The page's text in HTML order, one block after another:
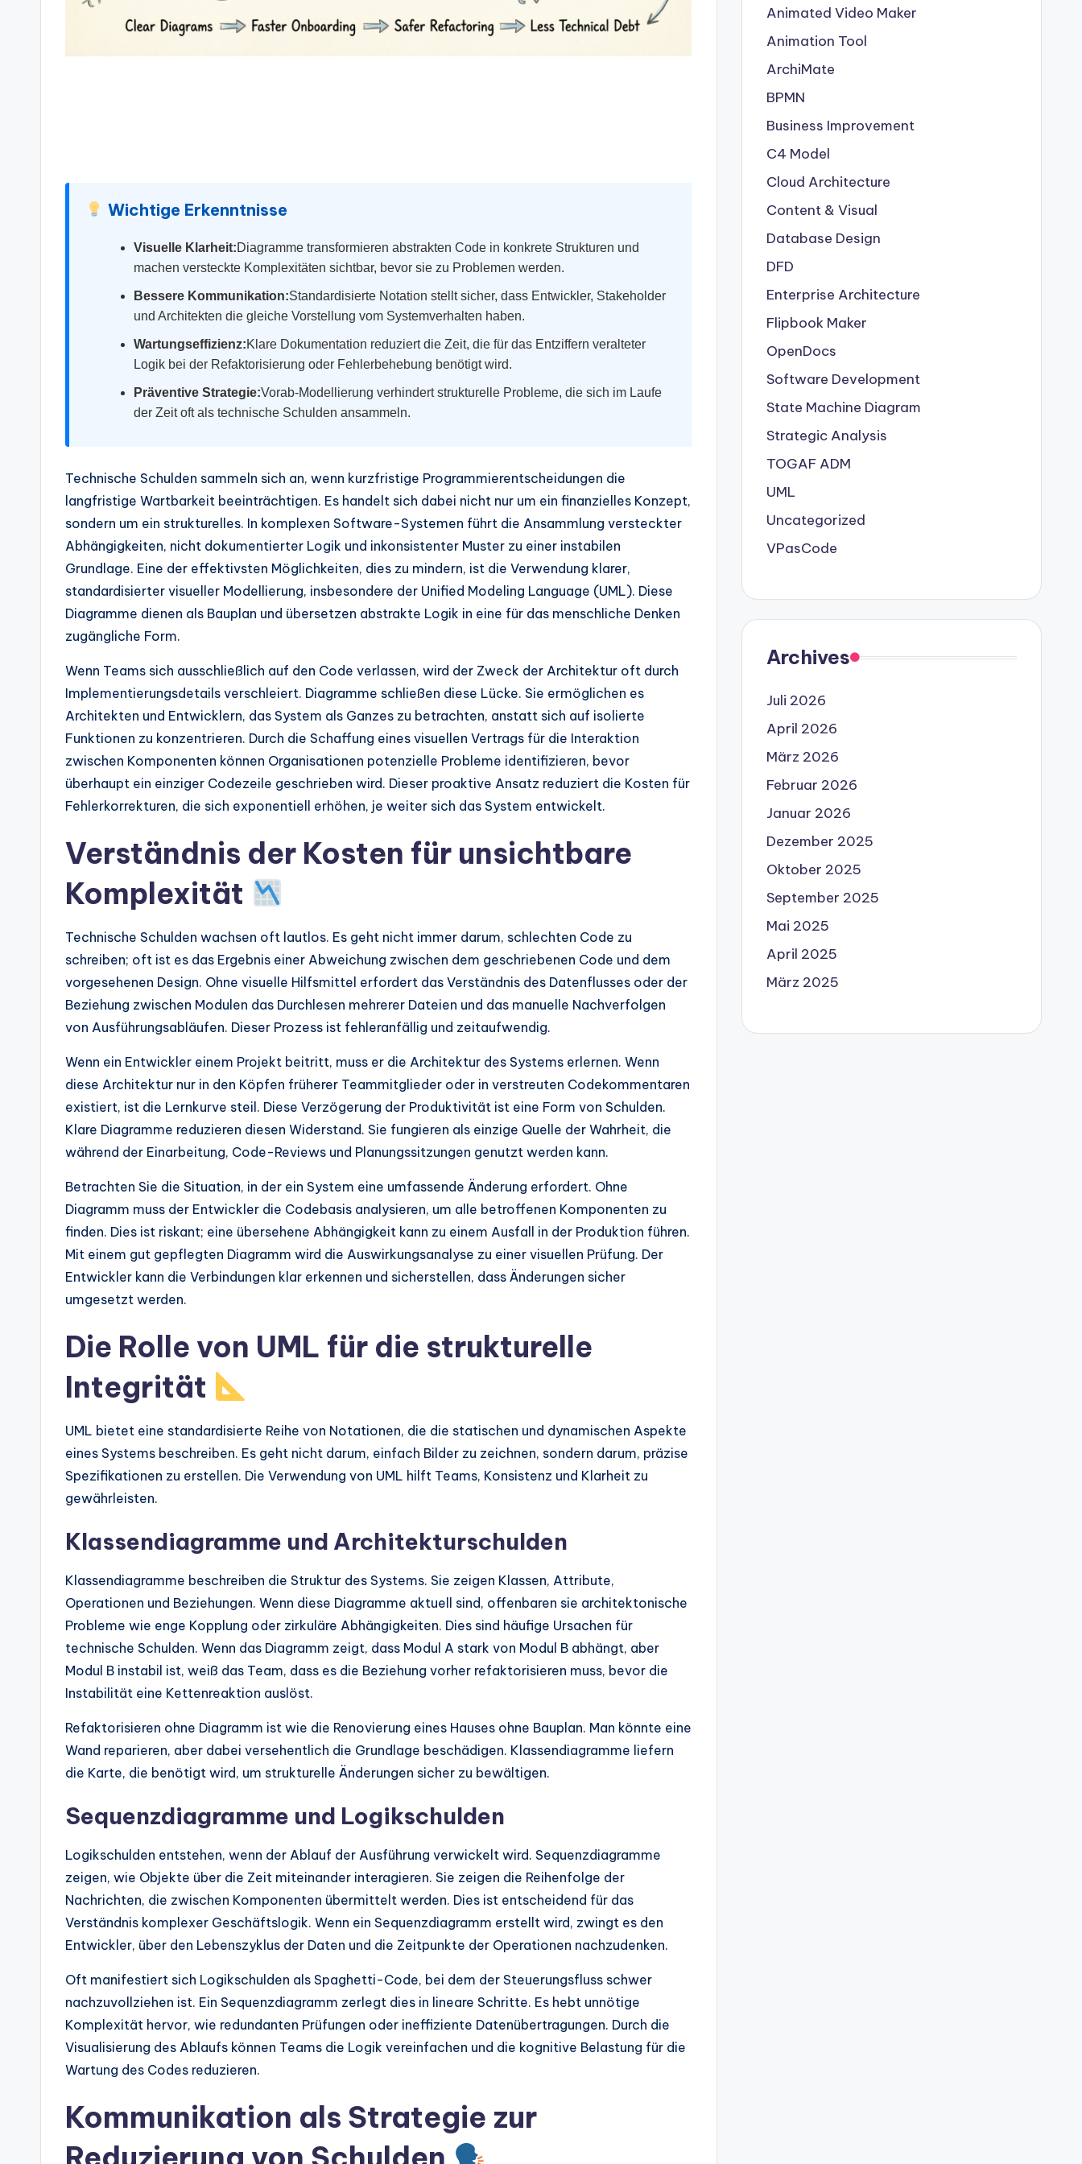
&
tr
Wichtige Erkenntnisse
Visuelle Klarheit:Diagramme transformieren abstrakten Code in konkrete Strukturen und
machen versteckte Komplexitäten sichtbar, bevor sie zu Problemen werden.
Bessere Kommunikation:Standardisierte Notation stellt sicher, dass Entwickler, Stakeholder
und Architekten die gleiche Vorstellung vom Systemverhalten haben.
Wartungseffizienz:Klare Dokumentation reduziert die Zeit, die für das Entziffern veralteter
Logik bei der Refaktorisierung oder Fehlerbehebung benötigt wird.
Präventive Strategie:Vorab-Modellierung verhindert strukturelle Probleme, die sich im Laufe
der Zeit oft als technische Schulden ansammeln.
Technische Schulden sammeln sich an, wenn kurzfristige Programmierentscheidungen die
langfristige Wartbarkeit beeinträchtigen. Es handelt sich dabei nicht nur um ein finanzielles Konzept,
sondern um ein strukturelles. In komplexen Software-Systemen führt die Ansammlung versteckter
Abhängigkeiten, nicht dokumentierter Logik und inkonsistenter Muster zu einer instabilen
Grundlage. Eine der effektivsten Möglichkeiten, dies zu mindern, ist die Verwendung klarer,
standardisierter visueller Modellierung, insbesondere der Unified Modeling Language (UML). Diese
Diagramme dienen als Bauplan und übersetzen abstrakte Logik in eine für das menschliche Denken
zugängliche Form.
Wenn Teams sich ausschließlich auf den Code verlassen, wird der Zweck der Architektur oft durch
Implementierungsdetails verschleiert. Diagramme schließen diese Lücke. Sie ermöglichen es
Architekten und Entwicklern, das System als Ganzes zu betrachten, anstatt sich auf isolierte
Funktionen zu konzentrieren. Durch die Schaffung eines visuellen Vertrags für die Interaktion
zwischen Komponenten können Organisationen potenzielle Probleme identifizieren, bevor
überhaupt ein einziger Codezeile geschrieben wird. Dieser proaktive Ansatz reduziert die Kosten für
Fehlerkorrekturen, die sich exponentiell erhöhen, je weiter sich das System entwickelt.
Verständnis der Kosten für unsichtbare
Komplexität
Technische Schulden wachsen oft lautlos. Es geht nicht immer darum, schlechten Code zu
schreiben; oft ist es das Ergebnis einer Abweichung zwischen dem geschriebenen Code und dem
vorgesehenen Design. Ohne visuelle Hilfsmittel erfordert das Verständnis des Datenflusses oder der
Beziehung zwischen Modulen das Durchlesen mehrerer Dateien und das manuelle Nachverfolgen
von Ausführungsabläufen. Dieser Prozess ist fehleranfällig und zeitaufwendig.
Wenn ein Entwickler einem Projekt beitritt, muss er die Architektur des Systems erlernen. Wenn
diese Architektur nur in den Köpfen früherer Teammitglieder oder in verstreuten Codekommentaren
existiert, ist die Lernkurve steil. Diese Verzögerung der Produktivität ist eine Form von Schulden.
Klare Diagramme reduzieren diesen Widerstand. Sie fungieren als einzige Quelle der Wahrheit, die
während der Einarbeitung, Code-Reviews und Planungssitzungen genutzt werden kann.
Betrachten Sie die Situation, in der ein System eine umfassende Änderung erfordert. Ohne
Diagramm muss der Entwickler die Codebasis analysieren, um alle betroffenen Komponenten zu
finden. Dies ist riskant; eine übersehene Abhängigkeit kann zu einem Ausfall in der Produktion führen.
Mit einem gut gepflegten Diagramm wird die Auswirkungsanalyse zu einer visuellen Prüfung. Der
Entwickler kann die Verbindungen klar erkennen und sicherstellen, dass Änderungen sicher
umgesetzt werden.
Die Rolle von UML für die strukturelle
Integrität
UML bietet eine standardisierte Reihe von Notationen, die die statischen und dynamischen Aspekte
eines Systems beschreiben. Es geht nicht darum, einfach Bilder zu zeichnen, sondern darum, präzise
Spezifikationen zu erstellen. Die Verwendung von UML hilft Teams, Konsistenz und Klarheit zu
gewährleisten.
Klassendiagramme und Architekturschulden
Klassendiagramme beschreiben die Struktur des Systems. Sie zeigen Klassen, Attribute,
Operationen und Beziehungen. Wenn diese Diagramme aktuell sind, offenbaren sie architektonische
Probleme wie enge Kopplung oder zirkuläre Abhängigkeiten. Dies sind häufige Ursachen für
technische Schulden. Wenn das Diagramm zeigt, dass Modul A stark von Modul B abhängt, aber
Modul B instabil ist, weiß das Team, dass es die Beziehung vorher refaktorisieren muss, bevor die
Instabilität eine Kettenreaktion auslöst.
Refaktorisieren ohne Diagramm ist wie die Renovierung eines Hauses ohne Bauplan. Man könnte eine
Wand reparieren, aber dabei versehentlich die Grundlage beschädigen. Klassendiagramme liefern
die Karte, die benötigt wird, um strukturelle Änderungen sicher zu bewältigen.
Sequenzdiagramme und Logikschulden
Logikschulden entstehen, wenn der Ablauf der Ausführung verwickelt wird. Sequenzdiagramme
zeigen, wie Objekte über die Zeit miteinander interagieren. Sie zeigen die Reihenfolge der
Nachrichten, die zwischen Komponenten übermittelt werden. Dies ist entscheidend für das
Verständnis komplexer Geschäftslogik. Wenn ein Sequenzdiagramm erstellt wird, zwingt es den
Entwickler, über den Lebenszyklus der Daten und die Zeitpunkte der Operationen nachzudenken.
Oft manifestiert sich Logikschulden als Spaghetti-Code, bei dem der Steuerungsfluss schwer
nachzuvollziehen ist. Ein Sequenzdiagramm zerlegt dies in lineare Schritte. Es hebt unnötige
Komplexität hervor, wie redundanten Prüfungen oder ineffiziente Datenübertragungen. Durch die
Visualisierung des Ablaufs können Teams die Logik vereinfachen und die kognitive Belastung für die
Wartung des Codes reduzieren.
Kommunikation als Strategie zur
Animated Video Maker
Animation Tool
ArchiMate
BPMN
Business Improvement
C4 Model
Cloud Architecture
Content & Visual
Database Design
DFD
Enterprise Architecture
Flipbook Maker
OpenDocs
Software Development
State Machine Diagram
Strategic Analysis
TOGAF ADM
UML
Uncategorized
VPasCode
Archives
Juli 2026
April 2026
März 2026
Februar 2026
Januar 2026
Dezember 2025
Oktober 2025
September 2025
Mai 2025
April 2025
März 2025